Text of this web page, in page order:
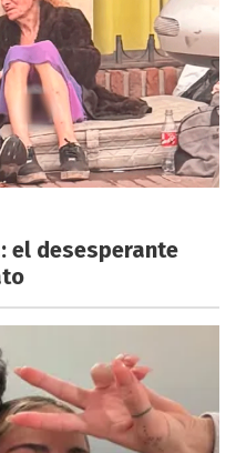
el desesperante